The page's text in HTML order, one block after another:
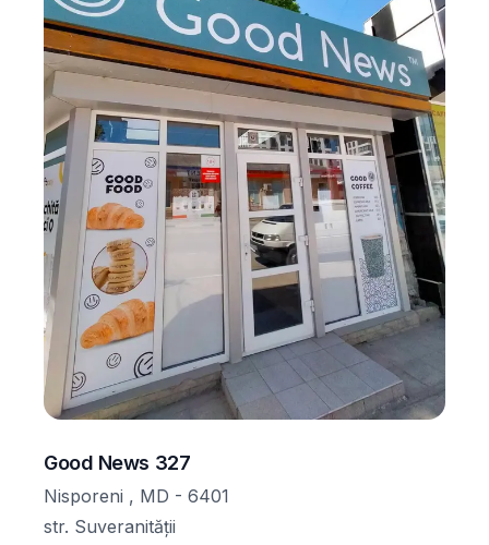
Good News 327
Nisporeni , MD - 6401
str. Suveranității